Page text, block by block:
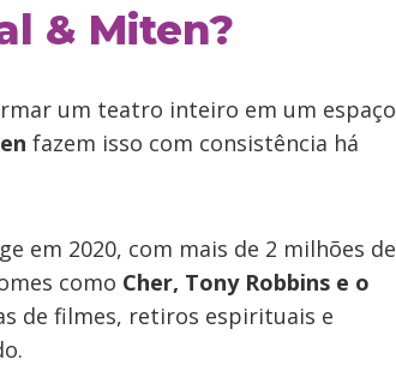
& Miten?
um teatro inteiro em um espaço
fazem isso com consistência há
em 2020, com mais de 2 milhões de
como Cher, Tony Robbins e o
de filmes, retiros espirituais e